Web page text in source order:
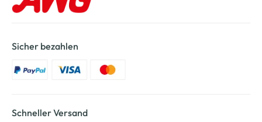
Sicher bezahlen
Schneller Versand